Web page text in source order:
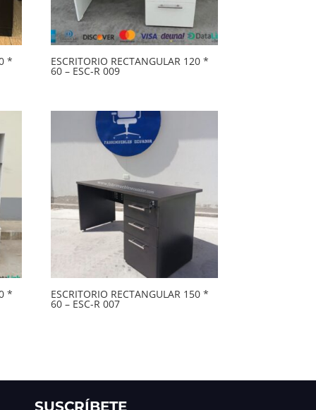
* ESCRITORIO RECTANGULAR 120 *
60 – ESC-R 009
* ESCRITORIO RECTANGULAR 150 *
60 – ESC-R 007
SUSCRÍBETE